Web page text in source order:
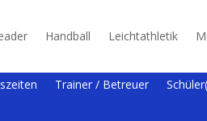
Handball Leichtathletik
Trainer / Betreuer